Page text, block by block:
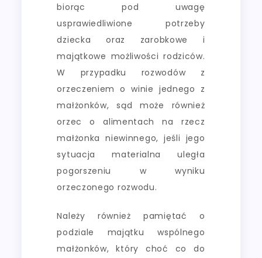
biorąc pod uwagę
usprawiedliwione potrzeby
dziecka oraz zarobkowe i
majątkowe możliwości rodziców.
W przypadku rozwodów z
orzeczeniem o winie jednego z
małżonków, sąd może również
orzec o alimentach na rzecz
małżonka niewinnego, jeśli jego
sytuacja materialna uległa
pogorszeniu w wyniku
orzeczonego rozwodu.
Należy również pamiętać o
podziale majątku wspólnego
małżonków, który choć co do